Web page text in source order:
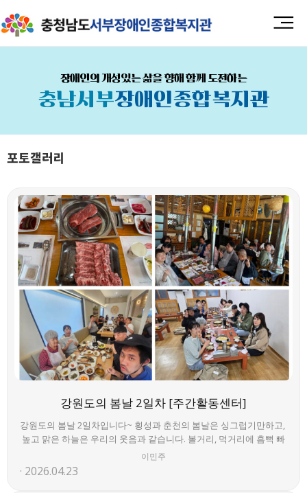
장애인의 개성있는 삶을 향해 함께 도전하는
충남서부장애인종합복지관
포토갤러리
강원도의 봄날 2일차 [주간활동센터]
강원도의 봄날 2일차입니다~ 횡성과 춘천의 봄날은 싱그럽기만하고,
높고 맑은 하늘은 우리의 웃음과 같습니다. 볼거리, 먹거리에 흠뻑 빠
져있는 우리의 봄날입니다~ Living Life~ Loving Life~
이민주
2026.04.23